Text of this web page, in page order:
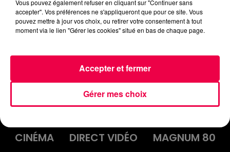
ACCUEIL INFOS
EMISSIONS
CINÉMA
DIRECT VIDÉO
MAGNUM 80
Vous pouvez également refuser en cliquant sur "Continuer sans
accepter". Vos préférences ne s'appliqueront que pour ce site. Vous
pouvez mettre à jour vos choix, ou retirer votre consentement à tout
moment via le lien "Gérer les cookies" situé en bas de chaque page.
Gérer mes choix
Accepter et fermer